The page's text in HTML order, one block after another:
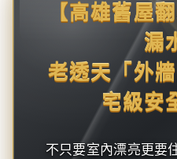
【高雄舊屋
漏
老透天「外
宅級安
不只要室內漂亮更要